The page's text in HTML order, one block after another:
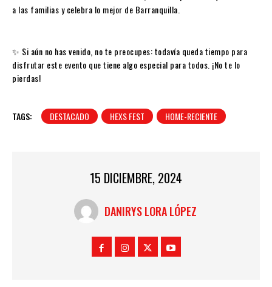
a las familias y celebra lo mejor de Barranquilla.
✨ Si aún no has venido, no te preocupes: todavía queda tiempo para
disfrutar este evento que tiene algo especial para todos. ¡No te lo
pierdas!
TAGS: DESTACADO HEXS FEST HOME-RECIENTE
15 DICIEMBRE, 2024
DANIRYS LORA LÓPEZ